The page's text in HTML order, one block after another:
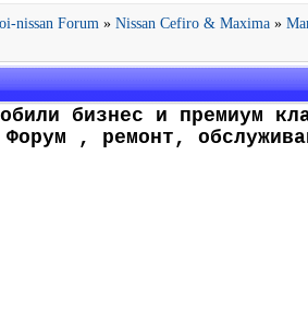
nissan Forum » Nissan Cefiro & Maxima »
бизнес и премиум
, ремонт,